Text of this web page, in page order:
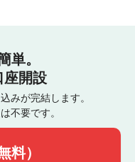
単。
座開設
みが完結します。
不要です。
料）